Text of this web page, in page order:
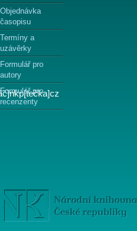
Objednávka
časopisu
Termíny a
uzávěrky
Formulář pro
autory
Formulář pro
recenzenty